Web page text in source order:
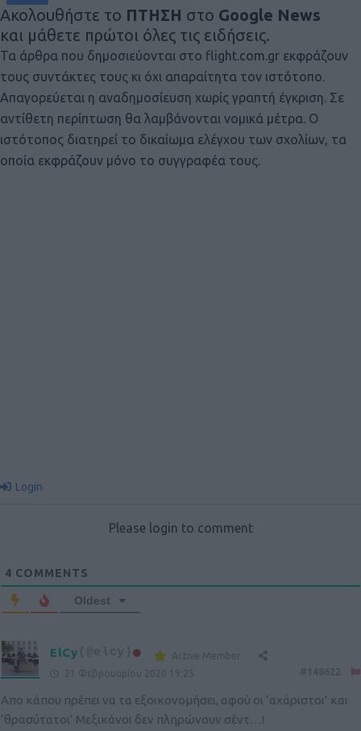
Ακολουθήστε το ΠΤΗΣΗ στο Google News
και μάθετε πρώτοι όλες τις ειδήσεις.
Τα άρθρα που δημοσιεύονται στο flight.com.gr εκφράζουν
τους συντάκτες τους κι όχι απαραίτητα τον ιστότοπο.
Απαγορεύεται η αναδημοσίευση χωρίς γραπτή έγκριση. Σε
αντίθετη περίπτωση θα λαμβάνονται νομικά μέτρα. Ο
ιστότοπος διατηρεί το δικαίωμα ελέγχου των σχολίων, τα
οποία εκφράζουν μόνο το συγγραφέα τους.
Login
Please login to comment
4 COMMENTS
Oldest
ElCy
Active Member
21 Φεβρουαρίου 2020 19:25
Απο κάπου πρέπει να τα εξοικονομήσει, αφού οι ‘αχάριστοι’ και
‘θρασύτατοι’ Μεξικάνοι δεν πληρώνουν σέντ…!